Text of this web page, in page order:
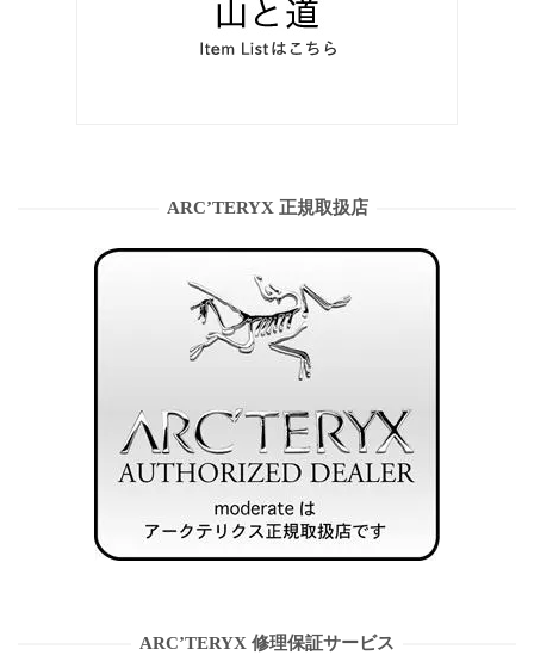
ARC’TERYX 正規取扱店
ARC’TERYX 修理保証サービス